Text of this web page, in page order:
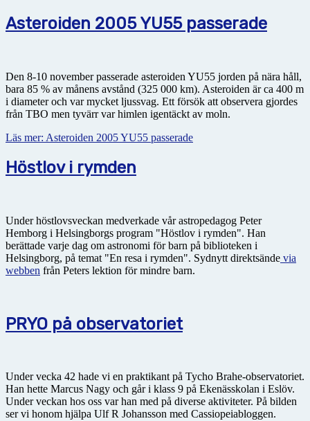
Asteroiden 2005 YU55 passerade
Den 8-10 november passerade asteroiden YU55 jorden på nära håll,
bara 85 % av månens avstånd (325 000 km). Asteroiden är ca 400 m
i diameter och var mycket ljussvag. Ett försök att observera gjordes
från TBO men tyvärr var himlen igentäckt av moln.
Läs mer: Asteroiden 2005 YU55 passerade
Höstlov i rymden
Under höstlovsveckan medverkade vår astropedagog Peter
Hemborg i Helsingborgs program "Höstlov i rymden". Han
berättade varje dag om astronomi för barn på biblioteken i
Helsingborg, på temat "En resa i rymden". Sydnytt direktsände via
webben från Peters lektion för mindre barn.
PRYO på observatoriet
Under vecka 42 hade vi en praktikant på Tycho Brahe-observatoriet.
Han hette Marcus Nagy och går i klass 9 på Ekenässkolan i Eslöv.
Under veckan hos oss var han med på diverse aktiviteter. På bilden
ser vi honom hjälpa Ulf R Johansson med Cassiopeiabloggen.